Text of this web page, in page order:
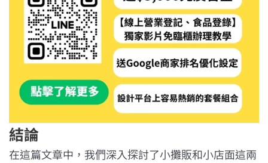
結論
在這篇文章中，我們深入探討了小攤販和小店面這兩